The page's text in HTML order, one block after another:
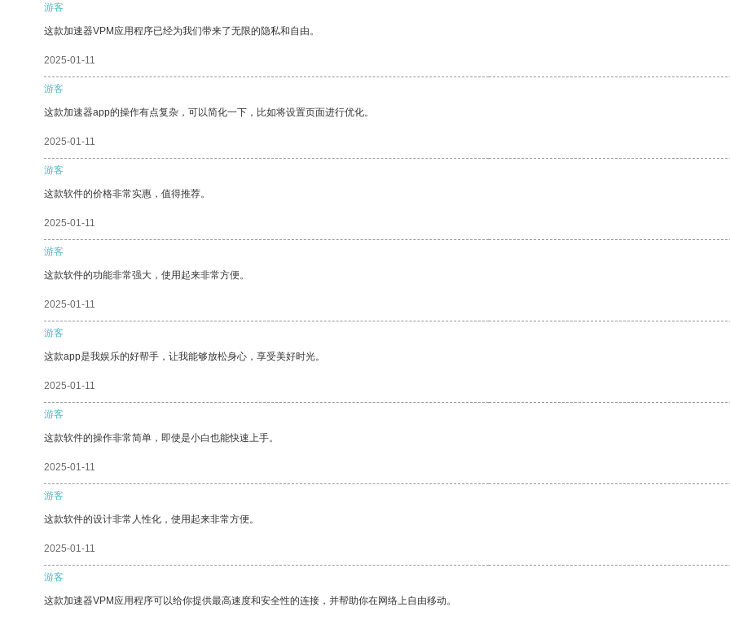
游客
这款加速器VPM应用程序已经为我们带来了无限的隐私和自由。
2025-01-11
游客
这款加速器app的操作有点复杂，可以简化一下，比如将设置页面进行优化。
2025-01-11
游客
这款软件的价格非常实惠，值得推荐。
2025-01-11
游客
这款软件的功能非常强大，使用起来非常方便。
2025-01-11
游客
这款app是我娱乐的好帮手，让我能够放松身心，享受美好时光。
2025-01-11
游客
这款软件的操作非常简单，即使是小白也能快速上手。
2025-01-11
游客
这款软件的设计非常人性化，使用起来非常方便。
2025-01-11
游客
这款加速器VPM应用程序可以给你提供最高速度和安全性的连接，并帮助你在网络上自由移动。